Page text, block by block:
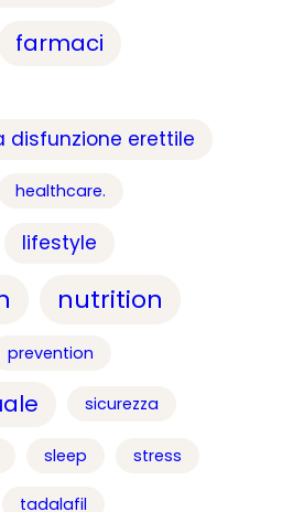
farmaci
disfunzione erettile
healthcare.
lifestyle
nutrition
prevention
sicurezza
sleep stress
tadalafil